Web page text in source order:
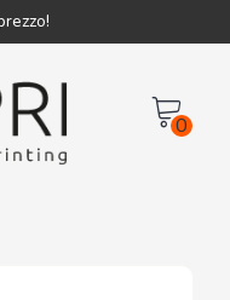
0